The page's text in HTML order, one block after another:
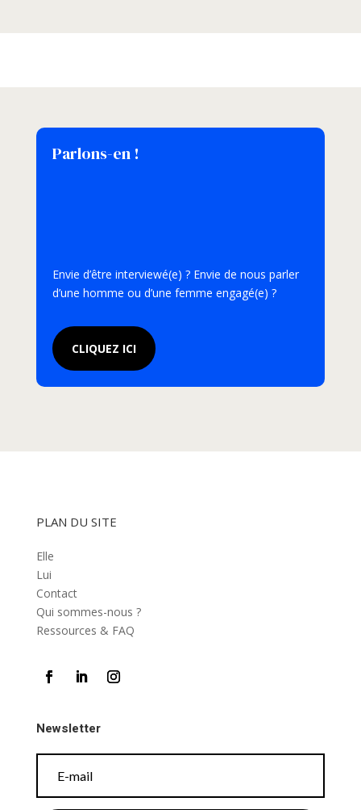
Parlons-en !
Envie d’être interviewé(e) ? Envie de nous parler
d’une homme ou d’une femme engagé(e) ?
CLIQUEZ ICI
PLAN DU SITE
Elle
Lui
Contact
Qui sommes-nous ?
Ressources & FAQ
Newsletter